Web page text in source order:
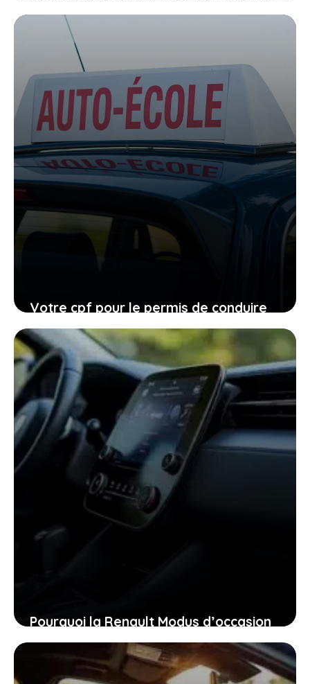
le permis de conduire, comment vous
organiser avant qu’il ne soit trop tard
27 janvier 2026
Votre cpf pour le permis de conduire
expire en 2026, ne laissez pas filer
cette ultime chance
27 janvier 2026
Pourquoi la Renault Modus d’occasion
pourrait bien être la voiture idéale
pour vous aujourd’hui